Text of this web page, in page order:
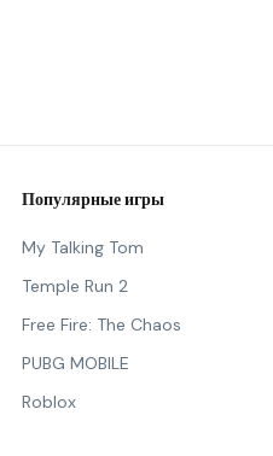
Популярные игры
My Talking Tom
Temple Run 2
Free Fire: The Chaos
PUBG MOBILE
Roblox